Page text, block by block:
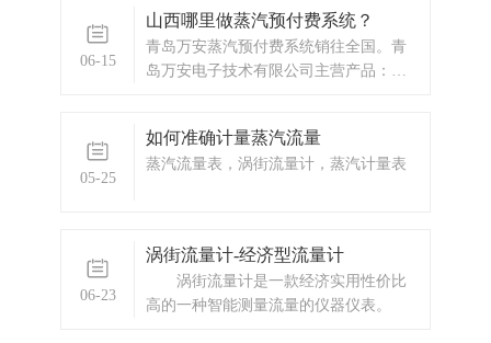
06-15
山西哪里做蒸汽预付费系统？
青岛万安蒸汽预付费系统销往全国。青
岛万安电子技术有限公司主营产品：涡
预付费系统，显示仪表，热量表，差压
式仪表，分析仪器，水质监测设备，压
05-25
如何准确计量蒸汽流量
蒸汽流量表，涡街流量计，蒸汽计量表
06-23
涡街流量计-经济型流量计
涡街流量计是一款经济实用性价比
高的一种智能测量流量的仪器仪表。